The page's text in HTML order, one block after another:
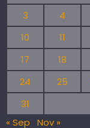
3
4
10
11
17
18
24
25
31
« Sep
Nov »